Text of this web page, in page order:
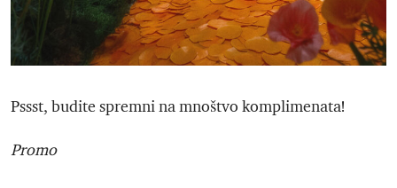
Pssst, budite spremni na mnoštvo komplimenata!
Promo